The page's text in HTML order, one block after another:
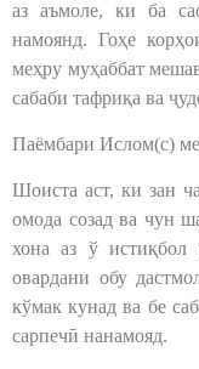
аз аъмоле, ки ба
намоянд. Гоҳе
меҳру муҳаббат
сабаби тафриқа ва
Паёмбари Ислом(с)
Шоиста аст, ки зан
омода созад ва чун
хона аз ў
овардани обу
кўмак кунад ва бе
сарпечӣ нанамояд.